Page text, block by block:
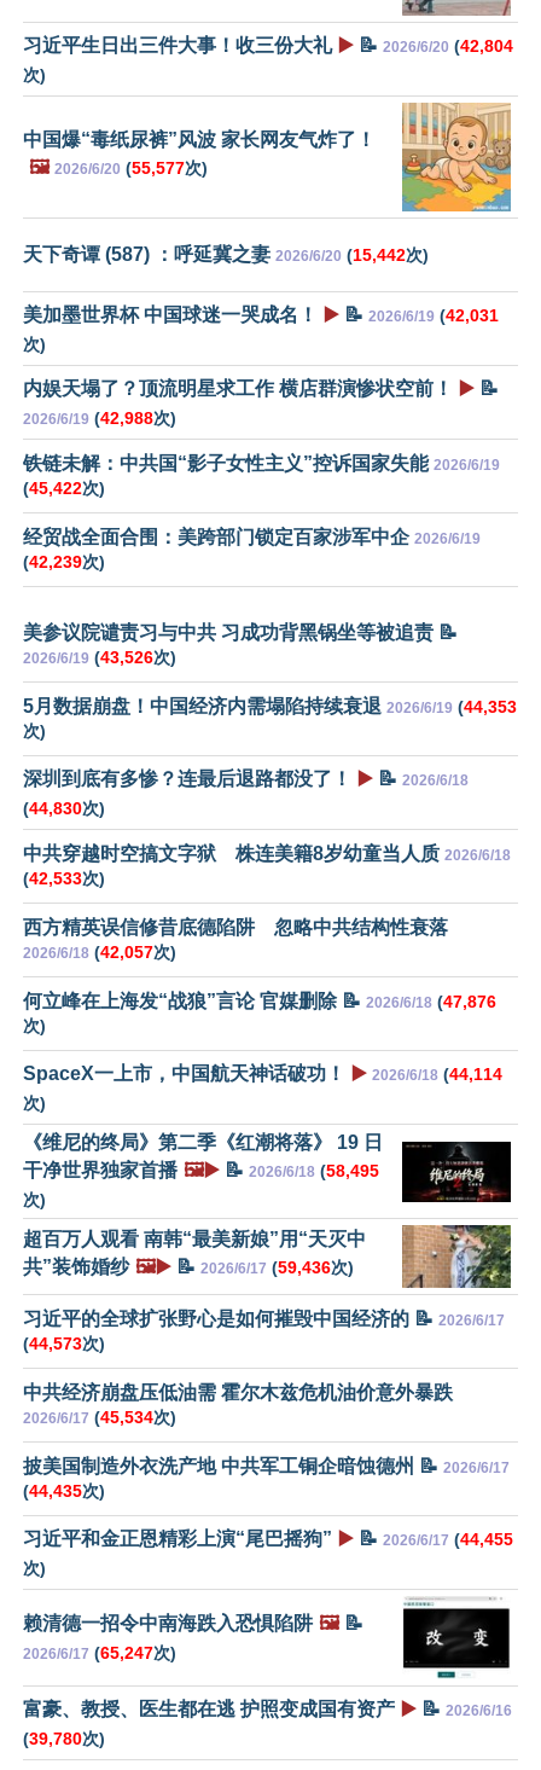
习近平生日出三件大事！收三份大礼 ▶️ 📝 2026/6/20 (42,804
次)
中国爆“毒纸尿裤”风波 家长网友气炸了！
🖼️ 2026/6/20 (55,577次)
天下奇谭 (587) ：呼延冀之妻 2026/6/20 (15,442次)
美加墨世界杯 中国球迷一哭成名！ ▶️ 📝 2026/6/19 (42,031
次)
内娱天塌了？顶流明星求工作 横店群演惨状空前！ ▶️ 📝
2026/6/19 (42,988次)
铁链未解：中共国“影子女性主义”控诉国家失能 2026/6/19
(45,422次)
经贸战全面合围：美跨部门锁定百家涉军中企 2026/6/19
(42,239次)
美参议院谴责习与中共 习成功背黑锅坐等被追责 📝
2026/6/19 (43,526次)
5月数据崩盘！中国经济内需塌陷持续衰退 2026/6/19 (44,353
次)
深圳到底有多惨？连最后退路都没了！ ▶️ 📝 2026/6/18
(44,830次)
中共穿越时空搞文字狱 株连美籍8岁幼童当人质 2026/6/18
(42,533次)
西方精英误信修昔底德陷阱 忽略中共结构性衰落
2026/6/18 (42,057次)
何立峰在上海发“战狼”言论 官媒删除 📝 2026/6/18 (47,876
次)
SpaceX一上市，中国航天神话破功！ ▶️ 2026/6/18 (44,114
次)
《维尼的终局》第二季《红潮将落》 19 日
干净世界独家首播 🖼️▶️ 📝 2026/6/18 (58,495
次)
超百万人观看 南韩“最美新娘”用“天灭中
共”装饰婚纱 🖼️▶️ 📝 2026/6/17 (59,436次)
习近平的全球扩张野心是如何摧毁中国经济的 📝 2026/6/17
(44,573次)
中共经济崩盘压低油需 霍尔木兹危机油价意外暴跌
2026/6/17 (45,534次)
披美国制造外衣洗产地 中共军工铜企暗蚀德州 📝 2026/6/17
(44,435次)
习近平和金正恩精彩上演“尾巴摇狗” ▶️ 📝 2026/6/17 (44,455
次)
赖清德一招令中南海跌入恐惧陷阱 🖼️📝
2026/6/17 (65,247次)
富豪、教授、医生都在逃 护照变成国有资产 ▶️ 📝 2026/6/16
(39,780次)